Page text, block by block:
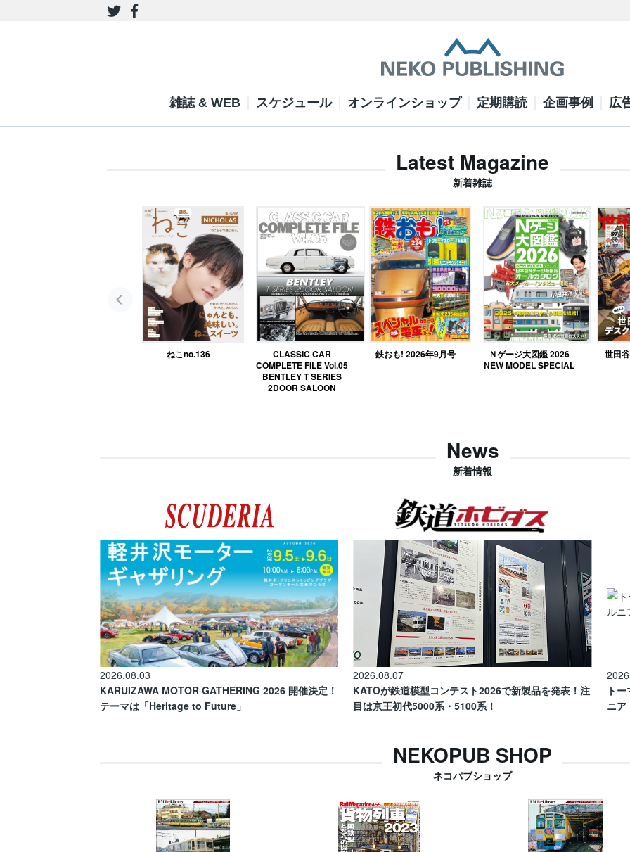
雑誌 & WEB スケジュール オンラインショップ 定期購読 企画事例 広
Latest Magazine
新着雑誌
ねこno.136
CLASSIC CAR
COMPLETE FILE Vol.05
BENTLEY T SERIES
2DOOR SALOON
鉄おも! 2026年9月号
Ｎゲージ大図鑑 2026
NEW MODEL SPECIAL
世田
News
新着情報
2026.08.03
KARUIZAWA MOTOR GATHERING 2026 開催決定！
テーマは「Heritage to Future」
2026.08.07
KATOが鉄道模型コンテスト2026で新製品を発表！注
目は京王初代5000系・5100系！
ト
ニア
NEKOPUB SHOP
ネコパブショップ